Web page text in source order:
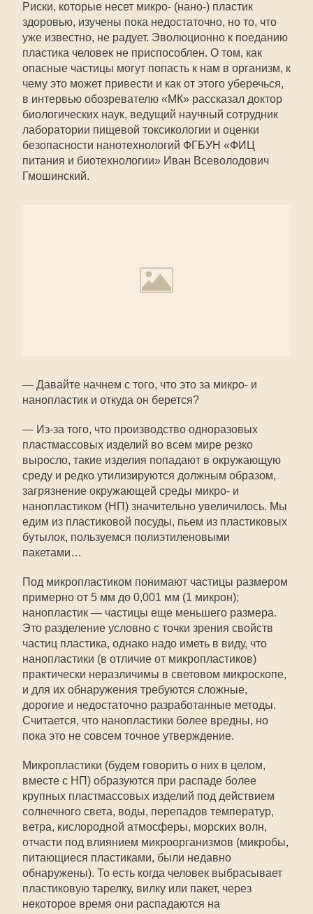
Риски, которые несет микро- (нано-) пластик
здоровью, изучены пока недостаточно, но то, что
уже известно, не радует. Эволюционно к поеданию
пластика человек не приспособлен. О том, как
опасные частицы могут попасть к нам в организм, к
чему это может привести и как от этого уберечься,
в интервью обозревателю «МК» рассказал доктор
биологических наук, ведущий научный сотрудник
лаборатории пищевой токсикологии и оценки
безопасности нанотехнологий ФГБУН «ФИЦ
питания и биотехнологии» Иван Всеволодович
Гмошинский.
— Давайте начнем с того, что это за микро- и
нанопластик и откуда он берется?
— Из-за того, что производство одноразовых
пластмассовых изделий во всем мире резко
выросло, такие изделия попадают в окружающую
среду и редко утилизируются должным образом,
загрязнение окружающей среды микро- и
нанопластиком (НП) значительно увеличилось. Мы
едим из пластиковой посуды, пьем из пластиковых
бутылок, пользуемся полиэтиленовыми
пакетами…
Под микропластиком понимают частицы размером
примерно от 5 мм до 0,001 мм (1 микрон);
нанопластик — частицы еще меньшего размера.
Это разделение условно с точки зрения свойств
частиц пластика, однако надо иметь в виду, что
нанопластики (в отличие от микропластиков)
практически неразличимы в световом микроскопе,
и для их обнаружения требуются сложные,
дорогие и недостаточно разработанные методы.
Считается, что нанопластики более вредны, но
пока это не совсем точное утверждение.
Микропластики (будем говорить о них в целом,
вместе с НП) образуются при распаде более
крупных пластмассовых изделий под действием
солнечного света, воды, перепадов температур,
ветра, кислородной атмосферы, морских волн,
отчасти под влиянием микроорганизмов (микробы,
питающиеся пластиками, были недавно
обнаружены). То есть когда человек выбрасывает
пластиковую тарелку, вилку или пакет, через
некоторое время они распадаются на